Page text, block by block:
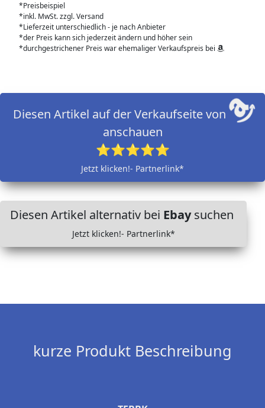
*Preisbeispiel
*inkl. MwSt. zzgl. Versand
*Lieferzeit unterschiedlich - je nach Anbieter
*der Preis kann sich jederzeit ändern und höher sein
*durchgestrichener Preis war ehemaliger Verkaufspreis bei
Diesen Artikel auf der Verkaufseite von
anschauen
⭐⭐⭐⭐⭐
Jetzt klicken!- Partnerlink*
Diesen Artikel alternativ bei Ebaysuchen
Jetzt klicken!- Partnerlink*
kurze Produkt Beschreibung